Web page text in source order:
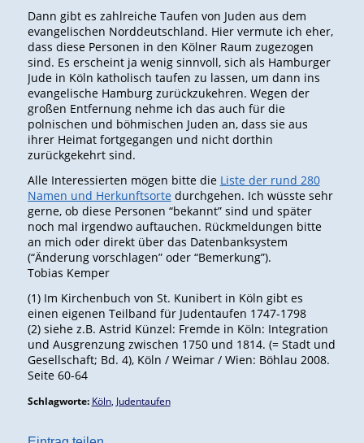
Dann gibt es zahlreiche Taufen von Juden aus dem
evangelischen Norddeutschland. Hier vermute ich eher,
dass diese Personen in den Kölner Raum zugezogen
sind. Es erscheint ja wenig sinnvoll, sich als Hamburger
Jude in Köln katholisch taufen zu lassen, um dann ins
evangelische Hamburg zurückzukehren. Wegen der
großen Entfernung nehme ich das auch für die
polnischen und böhmischen Juden an, dass sie aus
ihrer Heimat fortgegangen und nicht dorthin
zurückgekehrt sind.
Alle Interessierten mögen bitte die Liste der rund 280
Namen und Herkunftsorte durchgehen. Ich wüsste sehr
gerne, ob diese Personen “bekannt” sind und später
noch mal irgendwo auftauchen. Rückmeldungen bitte
an mich oder direkt über das Datenbanksystem
(“Änderung vorschlagen” oder “Bemerkung”).
Tobias Kemper
(1) Im Kirchenbuch von St. Kunibert in Köln gibt es
einen eigenen Teilband für Judentaufen 1747-1798
(2) siehe z.B. Astrid Künzel: Fremde in Köln: Integration
und Ausgrenzung zwischen 1750 und 1814. (= Stadt und
Gesellschaft; Bd. 4), Köln / Weimar / Wien: Böhlau 2008.
Seite 60-64
Schlagworte: Köln, Judentaufen